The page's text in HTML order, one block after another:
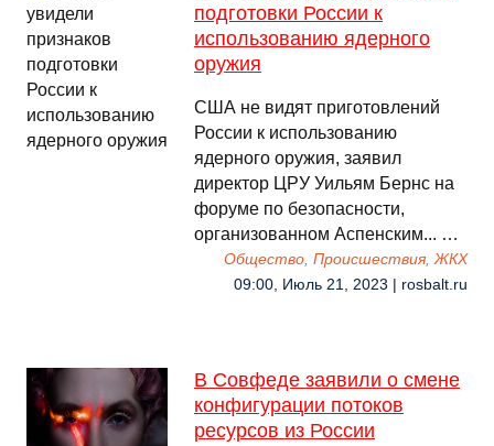
подготовки России к
использованию ядерного
оружия
США не видят приготовлений
России к использованию
ядерного оружия, заявил
директор ЦРУ Уильям Бернс на
форуме по безопасности,
организованном Аспенским... …
Общество, Происшествия, ЖКХ
09:00, Июль 21, 2023 | rosbalt.ru
В Совфеде заявили о смене
конфигурации потоков
ресурсов из России